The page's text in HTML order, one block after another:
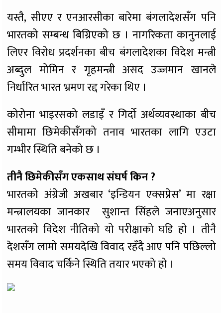
यस्तै, सीएए र एनआरसीका बारेमा बंगलादेशसँग पनि
भारतको सम्बन्ध बिग्रिएको छ । नागरिकता कानुनलाई
लिएर विरोध प्रदर्शनका बीच बंगलादेशका विदेश मन्त्री
अब्दुल मोमिन र गृहमन्त्री असद उज्जमान खानले
निर्धारित भारत भ्रमण रद्द गरेका थिए ।
कोरोना भाइरसको लडाइँ र गिर्दो अर्थव्यवस्थाका बीच
सीमामा छिमेकीसँगको तनाव भारतका लागि एउटा
गम्भीर स्थिति बनेको छ ।
तीनै छिमेकीसँग एकसाथ संघर्ष किन ?
भारतको अंग्रेजी अखबार ‘इन्डियन एक्सप्रेस’ मा रक्षा
मन्त्रालयका जानकार सुशान्त सिंहले जनाएअनुसार
भारतको विदेश नीतिको यो परीक्षाको घडि हो । तीनै
देशसँग लामो समयदेखि विवाद रहँदै आए पनि पछिल्लो
समय विवाद चर्किने स्थिति तयार भएको हो ।